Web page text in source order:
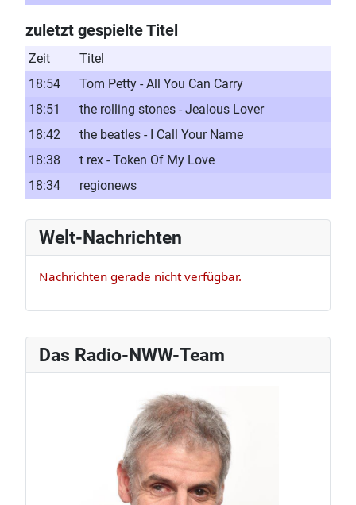
Das Radio-NWW-Team
zuletzt gespielte Titel
Zeit
Titel
18:54
Tom Petty - All You Can Carry
18:51
the rolling stones - Jealous Lover
18:42
the beatles - I Call Your Name
18:38
t rex - Token Of My Love
18:34
regionews
Welt-Nachrichten
Nachrichten gerade nicht verfügbar.